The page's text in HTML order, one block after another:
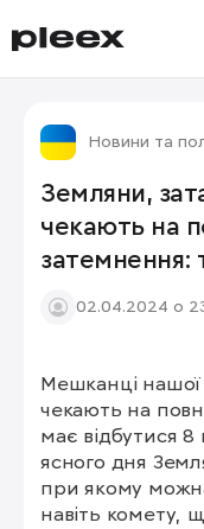
Новини та
Земляни,
чекають на
затемнення:
частіше, ніж
02.04.2024 о
Мешканці
чекають на
має відбутися 8
ясного дня
при якому
навіть комету,